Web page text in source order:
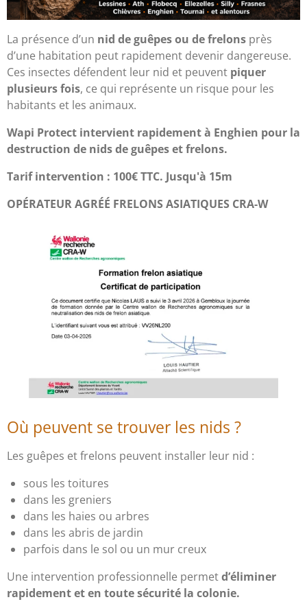
La présence d’un nid de guêpes ou de frelons près
d’une habitation peut rapidement devenir dangereuse.
Ces insectes défendent leur nid et peuvent piquer
plusieurs fois, ce qui représente un risque pour les
habitants et les animaux.
Wapi Protect intervient rapidement à Enghien pour la
destruction de nids de guêpes et frelons.
Tarif intervention : 100€ TTC. Jusqu'à 15m
OPÉRATEUR AGRÉÉ FRELONS ASIATIQUES CRA-W
Où peuvent se trouver les nids ?
Les guêpes et frelons peuvent installer leur nid :
sous les toitures
dans les greniers
dans les haies ou arbres
dans les abris de jardin
parfois dans le sol ou un mur creux
Une intervention professionnelle permetd’éliminer
rapidement et en toute sécurité la colonie.